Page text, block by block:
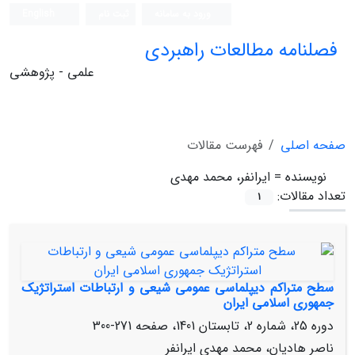
فصلنامه مطالعات راهبردی
علمی - پژوهشی
صفحه اصلی
فهرست مقالات
نویسنده = ایرانفر، محمد مهدی
تعداد مقالات:
1
سطح متراکم دیپلماسی عمومی شیعی و ارتباطات استراتژیک
جمهوری اسلامی ایران
دوره 25، شماره 2، تابستان 1401، صفحه
271-300
ناصر هادیان، محمد مهدی ایرانفر